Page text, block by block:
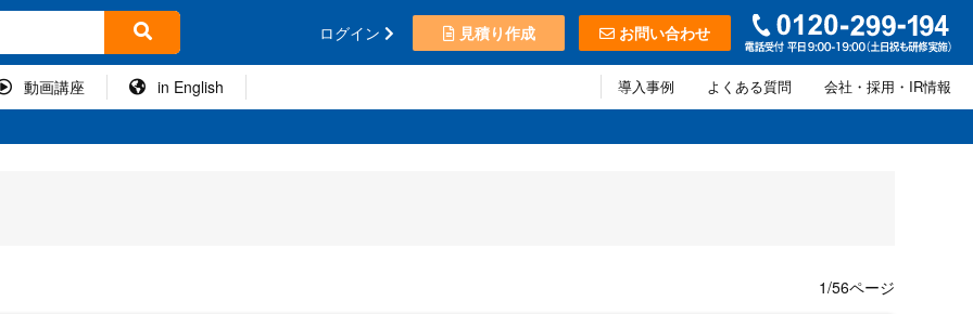
ログイン 見積り作成 お問い合わせ
動画講座 in English 導入事例 よくある質問 会社・採用・IR情報
1/56ページ